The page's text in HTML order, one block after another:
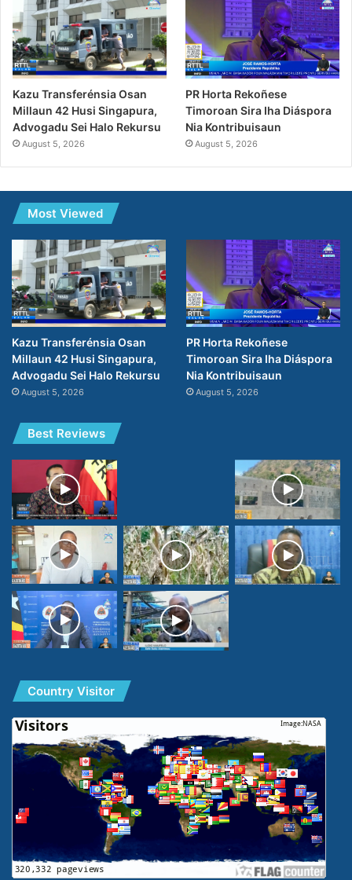
Kazu Transferénsia Osan
Millaun 42 Husi Singapura,
Advogadu Sei Halo Rekursu
August 5, 2026
PR Horta Rekoñese
Timoroan Sira Iha Diáspora
Nia Kontribuisaun
August 5, 2026
Most Viewed
Kazu Transferénsia Osan
Millaun 42 Husi Singapura,
Advogadu Sei Halo Rekursu
August 5, 2026
PR Horta Rekoñese
Timoroan Sira Iha Diáspora
Nia Kontribuisaun
August 5, 2026
Best Reviews
Country Visitor